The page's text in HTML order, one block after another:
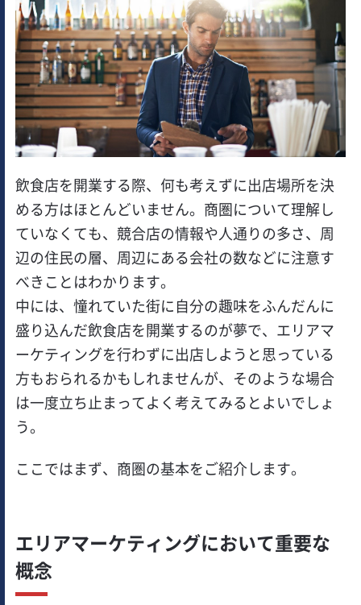
飲食店を開業する際、何も考えずに出店場所を決
める方はほとんどいません。商圏について理解し
ていなくても、競合店の情報や人通りの多さ、周
辺の住民の層、周辺にある会社の数などに注意す
べきことはわかります。
中には、憧れていた街に自分の趣味をふんだんに
盛り込んだ飲食店を開業するのが夢で、エリアマ
ーケティングを行わずに出店しようと思っている
方もおられるかもしれませんが、そのような場合
は一度立ち止まってよく考えてみるとよいでしょ
う。
ここではまず、商圏の基本をご紹介します。
エリアマーケティングにおいて重要な
概念